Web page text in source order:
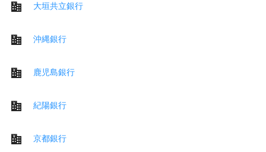
大垣共立銀行
沖縄銀行
鹿児島銀行
紀陽銀行
京都銀行